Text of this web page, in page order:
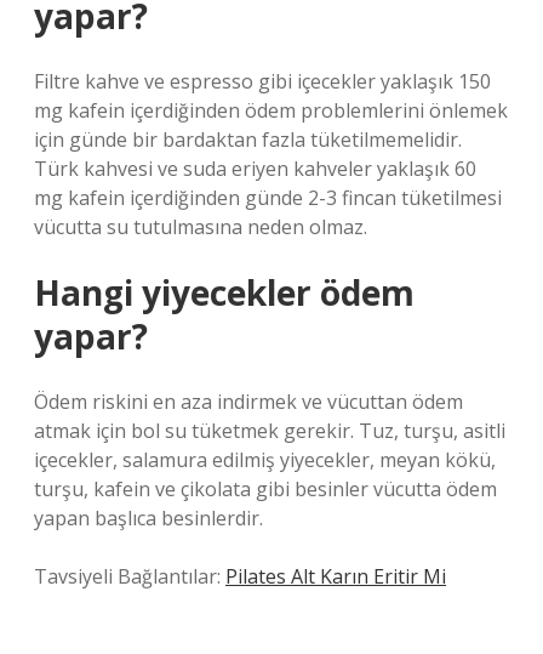
yapar?
Filtre kahve ve espresso gibi içecekler yaklaşık 150
mg kafein içerdiğinden ödem problemlerini önlemek
için günde bir bardaktan fazla tüketilmemelidir.
Türk kahvesi ve suda eriyen kahveler yaklaşık 60
mg kafein içerdiğinden günde 2-3 fincan tüketilmesi
vücutta su tutulmasına neden olmaz.
Hangi yiyecekler ödem
yapar?
Ödem riskini en aza indirmek ve vücuttan ödem
atmak için bol su tüketmek gerekir. Tuz, turşu, asitli
içecekler, salamura edilmiş yiyecekler, meyan kökü,
turşu, kafein ve çikolata gibi besinler vücutta ödem
yapan başlıca besinlerdir.
Tavsiyeli Bağlantılar: Pilates Alt Karın Eritir Mi